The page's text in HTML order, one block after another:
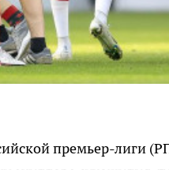
премьер-лиги